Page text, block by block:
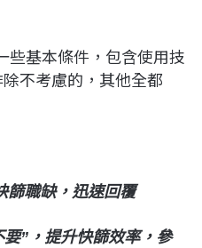
些基本條件，包含使用技
不考慮的，其他全都
篩職缺，迅速回覆
”，提升快篩效率，參